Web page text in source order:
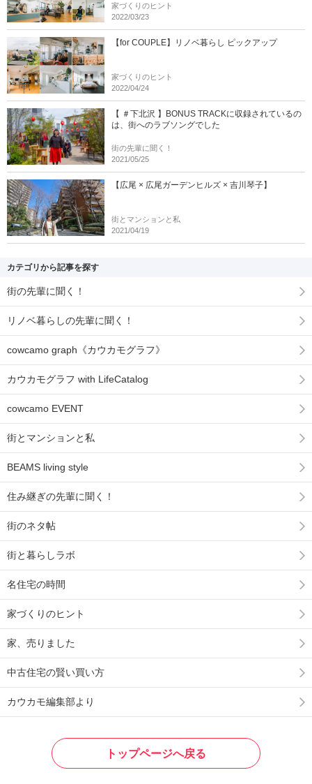
家づくりのヒント
2022/03/23
【for COUPLE】リノベ暮らし ピックアップ
家づくりのヒント
2022/04/24
【 ＃下北沢 】BONUS TRACKに収録されているの
は、街へのラブソングでした
街の先輩に聞く！
2021/05/25
【広尾 × 広尾ガーデンヒルズ × 吉川琴子】
街とマンションと私
2021/04/19
カテゴリから記事を探す
街の先輩に聞く！
リノベ暮らしの先輩に聞く！
cowcamo graph《カウカモグラフ》
カウカモグラフ with LifeCatalog
cowcamo EVENT
街とマンションと私
BEAMS living style
住み継ぎの先輩に聞く！
街のネタ帖
街と暮らしラボ
名住宅の時間
家づくりのヒント
家、売りました
中古住宅の賢い買い方
カウカモ編集部より
トップページへ戻る